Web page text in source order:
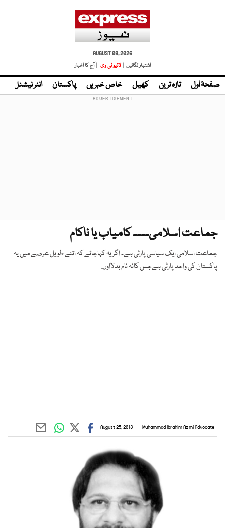
AUGUST 08, 2026
اشتہار لگائیں |
لائیو ٹی وی | آج کا اخبار
صفحۂ اول تازہ ترین کھیل خاص خبریں پاکستان انٹر نیشنل
جماعت اسلامی۔۔۔۔ کامیاب یا ناکام
جماعت اسلامی ایک سیاسی پارٹی ہے۔ اگریہ کہاجائے کہ اتنے طویل عرصے میں یہ
پاکستان کی واحد پارٹی ہےجس کانہ نام بدلااور...
Muhammad Ibrahim Azmi Advocate
August 25, 2013